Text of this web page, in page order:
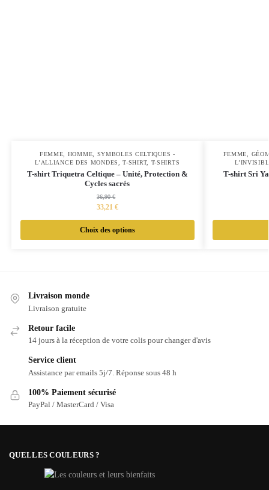
FEMME, HOMME, SYMBOLES CELTIQUES -
L’ALLIANCE DES MONDES,T-SHIRT, T-SHIRTS
T-shirt Triquetra Celtique – Unité, Protection &
Cycles sacrés
36,90€
33,21 €
Choix des options
FEMME,
T-shirt Sri
Livraison monde
Livraison gratuite
Retour facile
14 jours à la réception de votre colis pour changer d'avis
Service client
Assistance par emails 5j/7. Réponse sous 48 h
100% Paiement sécurisé
PayPal / MasterCard / Visa
QUELLES COULEURS ?